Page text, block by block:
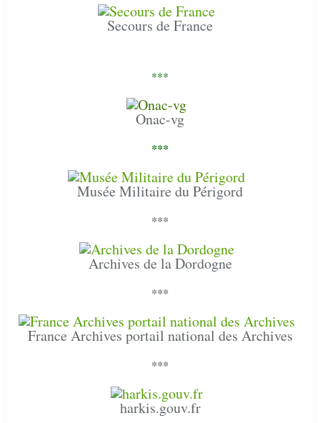
Secours de France
***
Onac-vg
***
Musée Militaire du Périgord
***
Archives de la Dordogne
***
France Archives portail national des Archives
***
harkis.gouv.fr